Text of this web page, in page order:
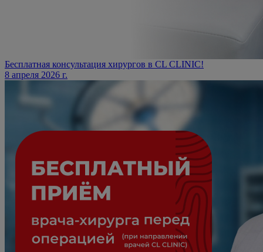
Бесплатная консультация хирургов в CL CLINIC!
8 апреля 2026 г.